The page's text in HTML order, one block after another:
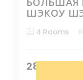
ШЭКОУ
4 Rooms
28,000 ¥